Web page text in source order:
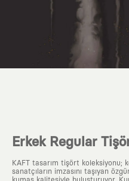
Erkek Regular
KAFT tasarım tişört koleksiyonu;
sanatçıların imzasını taşıyan